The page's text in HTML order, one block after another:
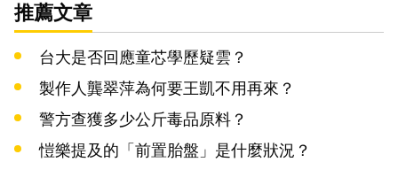
推薦文章
台大是否回應童芯學歷疑雲？
製作人龔翠萍為何要王凱不用再來？
警方查獲多少公斤毒品原料？
愷樂提及的「前置胎盤」是什麼狀況？